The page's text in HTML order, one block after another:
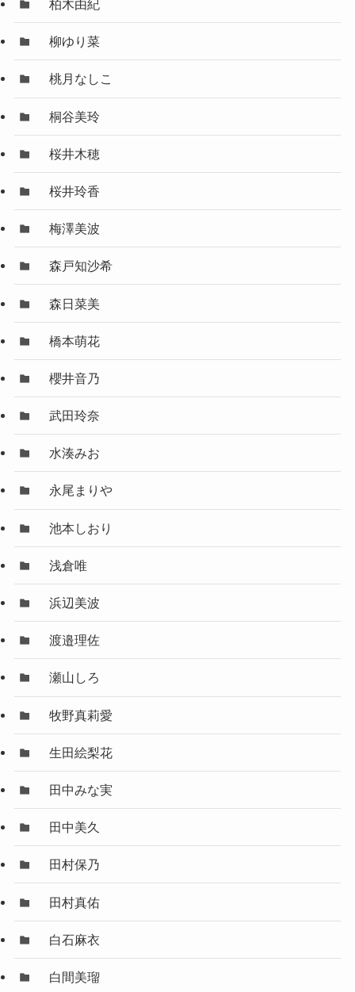
柏木由紀
柳ゆり菜
桃月なしこ
桐谷美玲
桜井木穂
桜井玲香
梅澤美波
森戸知沙希
森日菜美
橋本萌花
櫻井音乃
武田玲奈
水湊みお
永尾まりや
池本しおり
浅倉唯
浜辺美波
渡邉理佐
瀬山しろ
牧野真莉愛
生田絵梨花
田中みな実
田中美久
田村保乃
田村真佑
白石麻衣
白間美瑠